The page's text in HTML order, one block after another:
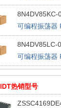
8N4DV85KC-
可编程振荡器
8N4DV85LC-
可编程振荡器
IDT热销型号